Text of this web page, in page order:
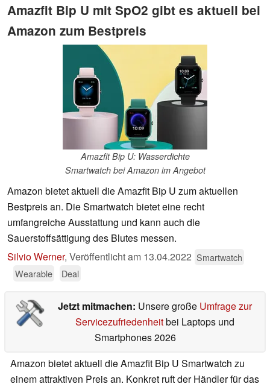
Amazfit Bip U mit SpO2 gibt es aktuell bei
Amazon zum Bestpreis
Amazfit Bip U: Wasserdichte
Smartwatch bei Amazon im Angebot
Amazon bietet aktuell die Amazfit Bip U zum aktuellen
Bestpreis an. Die Smartwatch bietet eine recht
umfangreiche Ausstattung und kann auch die
Sauerstoffsättigung des Blutes messen.
Silvio Werner, Veröffentlicht am 13.04.2022 Smartwatch
Wearable
Deal
Jetzt mitmachen: Unsere große Umfrage zur
Servicezufriedenheitbei Laptops und
Smartphones 2026
Amazon bietet aktuell die Amazfit Bip U Smartwatch zu
einem attraktiven Preis an. Konkret ruft der Händler für das